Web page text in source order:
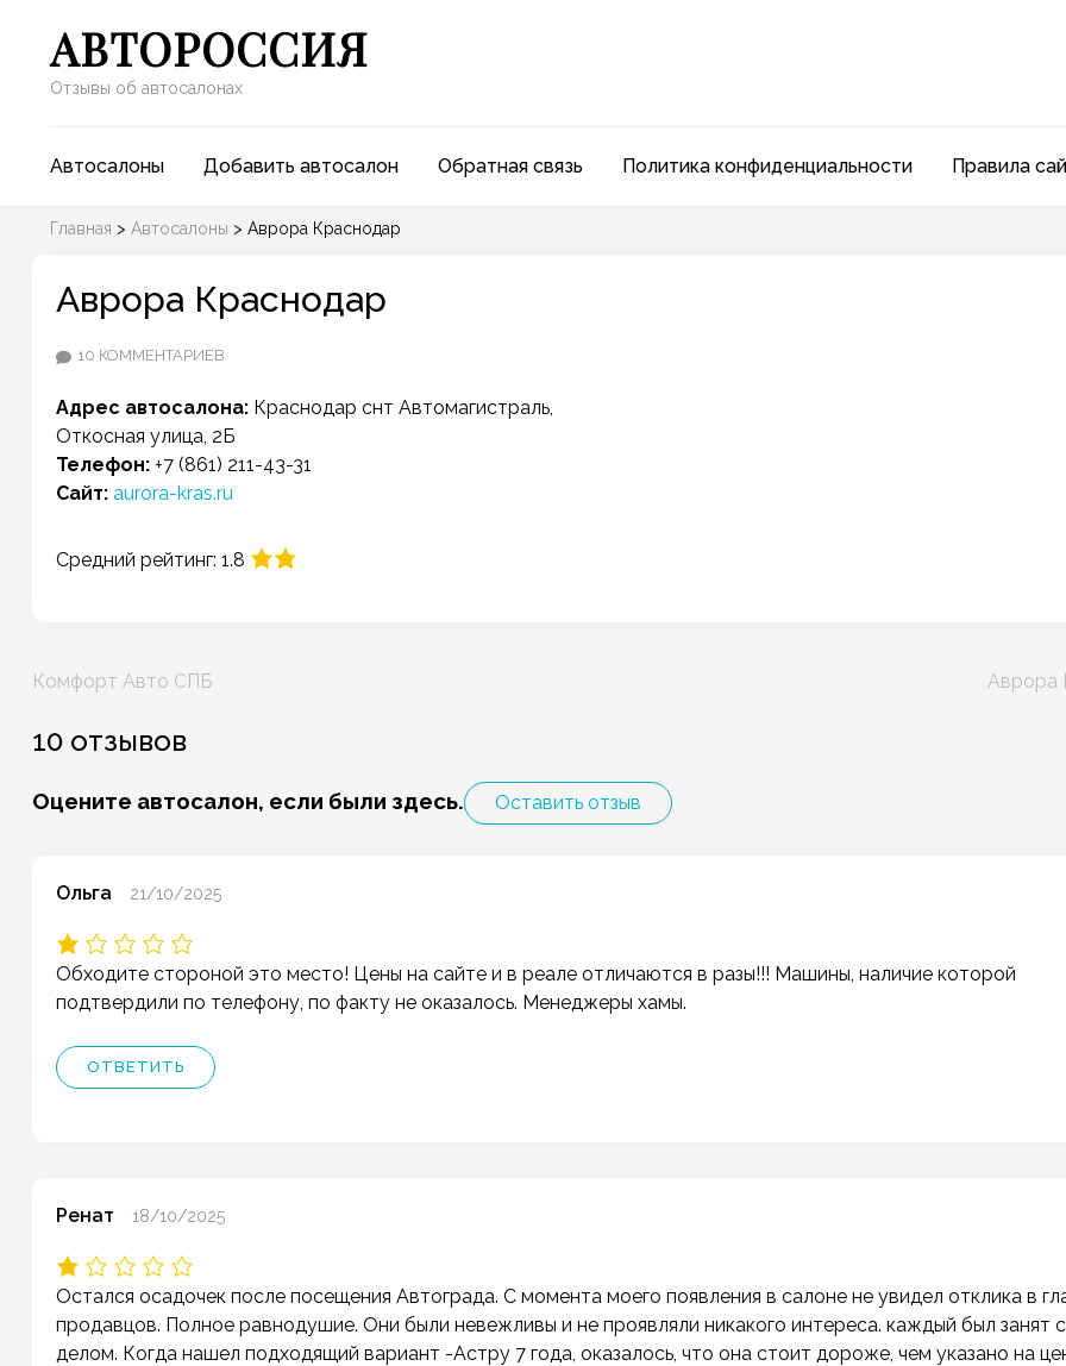
АВТОРОССИЯ
Отзывы об автосалонах
Автосалоны Добавить автосалон Обратная связь Политика конфиденциальности Правила
Главная > Автосалоны > Аврора Краснодар
Аврора Краснодар
10 КОММЕНТАРИЕВ
АВРОРА
КРАСНОДАР
Адрес автосалона: Краснодар снт Автомагистраль,
Откосная улица, 2Б
Телефон: +7 (861) 211-43-31
Сайт: aurora-kras.ru
Средний рейтинг: 1.8
Навигация
записям
Комфорт Авто СПБ Аврора
10 отзывов
Оцените автосалон, если были здесь. Оставить отзыв
Ольга 21/10/2025
Обходите стороной это место! Цены на сайте и в реале отличаются в разы!!! Машины, наличие которой
подтвердили по телефону, по факту не оказалось. Менеджеры хамы.
ОТВЕТИТЬ
Ренат 18/10/2025
Остался осадочек после посещения Автограда. С момента моего появления в салоне не увидел отклика в
продавцов. Полное равнодушие. Они были невежливы и не проявляли никакого интереса. каждый был занят
делом. Когда нашел подходящий вариант -Астру 7 года, оказалось, что она стоит дороже, чем указано на